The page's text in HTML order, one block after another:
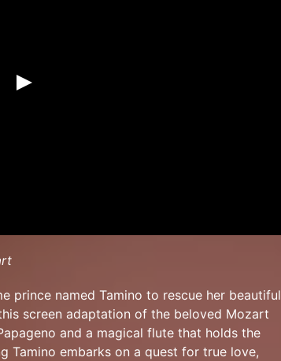
prince named Tamino to rescue her beautiful
screen adaptation of the beloved Mozart
and a magical flute that holds the
Tamino embarks on a quest for true love,